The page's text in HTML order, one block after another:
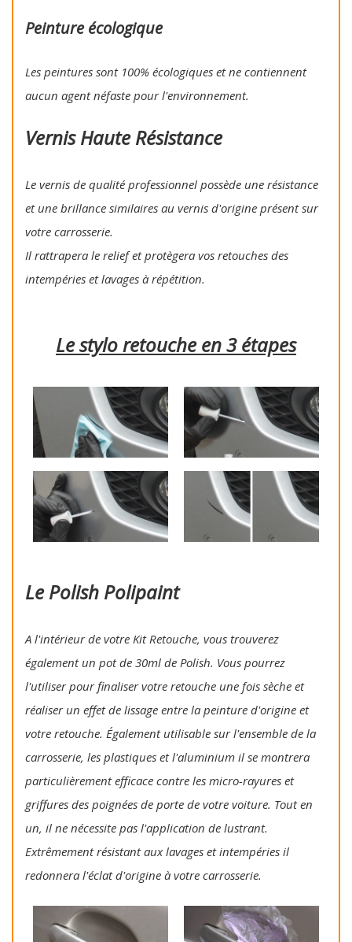
Peinture écologique
Les peintures sont 100% écologiques et ne contiennent
aucun agent néfaste pour l'environnement.
Vernis Haute Résistance
Le vernis de qualité professionnel possède une résistance
et une brillance similaires au vernis d'origine présent sur
votre carrosserie.
Il rattrapera le relief et protègera vos retouches des
intempéries et lavages à répétition.
Le stylo retouche en 3 étapes
Le Polish Polipaint
A l'intérieur de votre Kit Retouche, vous trouverez
également un pot de 30ml de Polish. Vous pourrez
l'utiliser pour finaliser votre retouche une fois sèche et
réaliser un effet de lissage entre la peinture d'origine et
votre retouche. Également utilisable sur l'ensemble de la
carrosserie, les plastiques et l'aluminium il se montrera
particulièrement efficace contre les micro-rayures et
griffures des poignées de porte de votre voiture. Tout en
un, il ne nécessite pas l'application de lustrant.
Extrêmement résistant aux lavages et intempéries il
redonnera l'éclat d'origine à votre carrosserie.